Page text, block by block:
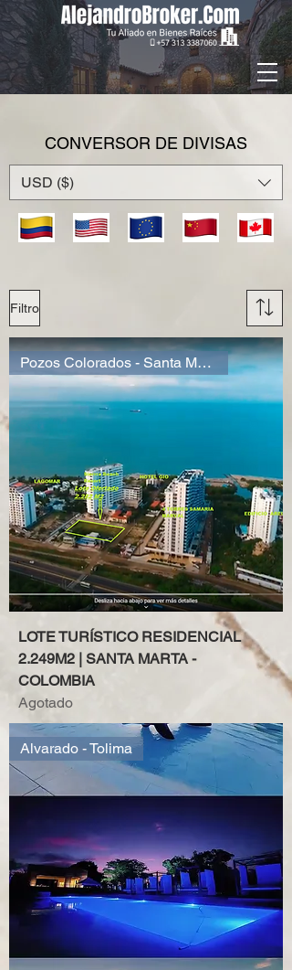
CONVERSOR DE DIVISAS
USD ($)
Filtro
Pozos Colorados - Santa Marta
LOTE TURÍSTICO RESIDENCIAL
2.249M2 | SANTA MARTA -
COLOMBIA
Agotado
Alvarado - Tolima